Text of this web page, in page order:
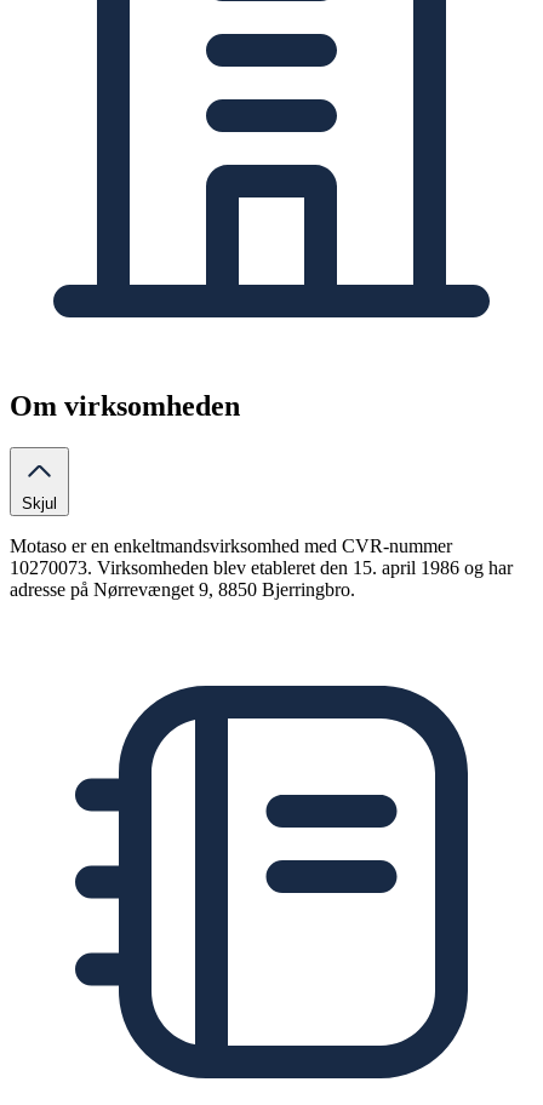
Om virksomheden
Skjul
Motaso er en enkeltmandsvirksomhed med CVR-nummer
10270073. Virksomheden blev etableret den 15. april 1986 og har
adresse på Nørrevænget 9, 8850 Bjerringbro.